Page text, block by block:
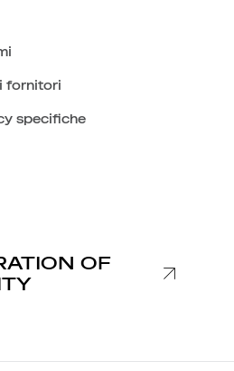
fornitori
specifiche
OF